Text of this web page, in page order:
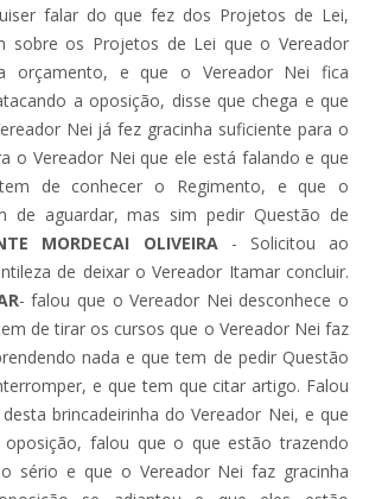
falar do que fez dos Projetos de Lei,
sobre os Projetos de Lei que o Vereador
orçamento, e que o Vereador Nei fica
a oposição, disse que chega e que
Nei já fez gracinha suficiente para o
o Vereador Nei que ele está falando e que
de conhecer o Regimento, e que o
de aguardar, mas sim pedir Questão de
MORDECAI OLIVEIRA- Solicitou ao
de deixar o Vereador Itamar concluir.
- falou que o Vereador Nei desconhece o
de tirar os cursos que o Vereador Nei faz
nada e que tem de pedir Questão
e que tem que citar artigo. Falou
brincadeirinha do Vereador Nei, e que
falou que o que estão trazendo
sério e que o Vereador Nei faz gracinha